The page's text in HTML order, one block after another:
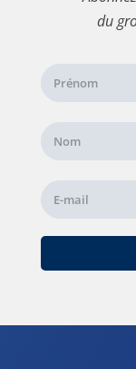
du